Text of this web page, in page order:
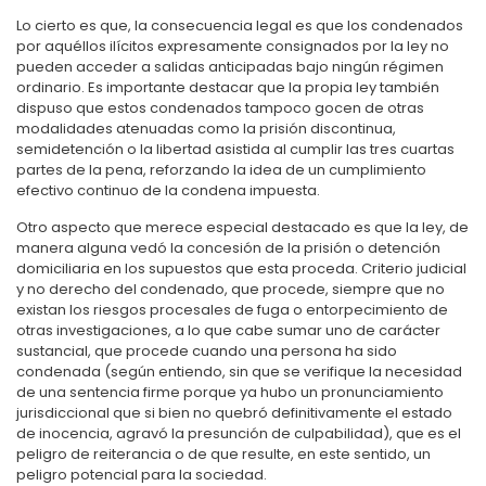
Lo cierto es que, la consecuencia legal es que los condenados
por aquéllos ilícitos expresamente consignados por la ley no
pueden acceder a salidas anticipadas bajo ningún régimen
ordinario. Es importante destacar que la propia ley también
dispuso que estos condenados tampoco gocen de otras
modalidades atenuadas como la prisión discontinua,
semidetención o la libertad asistida al cumplir las tres cuartas
partes de la pena, reforzando la idea de un cumplimiento
efectivo continuo de la condena impuesta.
Otro aspecto que merece especial destacado es que la ley, de
manera alguna vedó la concesión de la prisión o detención
domiciliaria en los supuestos que esta proceda. Criterio judicial
y no derecho del condenado, que procede, siempre que no
existan los riesgos procesales de fuga o entorpecimiento de
otras investigaciones, a lo que cabe sumar uno de carácter
sustancial, que procede cuando una persona ha sido
condenada (según entiendo, sin que se verifique la necesidad
de una sentencia firme porque ya hubo un pronunciamiento
jurisdiccional que si bien no quebró definitivamente el estado
de inocencia, agravó la presunción de culpabilidad), que es el
peligro de reiterancia o de que resulte, en este sentido, un
peligro potencial para la sociedad.